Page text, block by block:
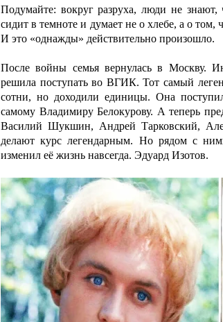
Подумайте: вокруг разруха, люди не знают,
сидит в темноте и думает не о хлебе, а о
И это «однажды» действительно произошло.
После войны семья вернулась в Москву.
решила поступать во ВГИК. Тот самый
сотни, но доходили единицы. Она
самому Владимиру Белокурову. А теперь
Василий Шукшин, Андрей Тарковский,
делают курс легендарным. Но рядом с
изменил её жизнь навсегда. Эдуард Изотов.